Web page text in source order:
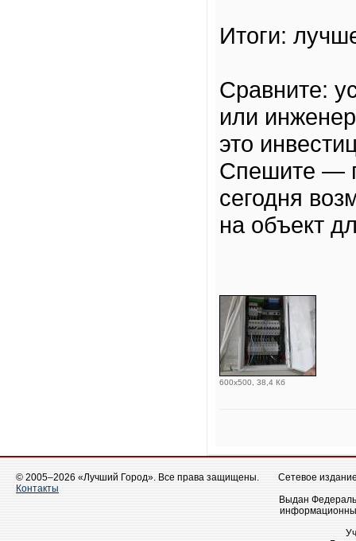
Итоги:
Сравните:
или
это
Спешите —
сегодня
на объект
600x500, 38,4 Кб
© 2005–2026 «Лучший Город». Все права защищены.
Контакты
Сетевое
Выдан